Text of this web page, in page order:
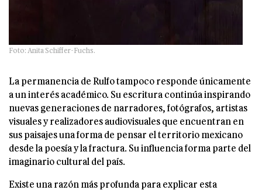
Foto: Anita Schiffer-Fuchs.
La permanencia de Rulfo tampoco responde únicamente
a un interés académico. Su escritura continúa inspirando
nuevas generaciones de narradores, fotógrafos, artistas
visuales y realizadores audiovisuales que encuentran en
sus paisajes una forma de pensar el territorio mexicano
desde la poesía y la fractura. Su influencia forma parte del
imaginario cultural del país.
Existe una razón más profunda para explicar esta